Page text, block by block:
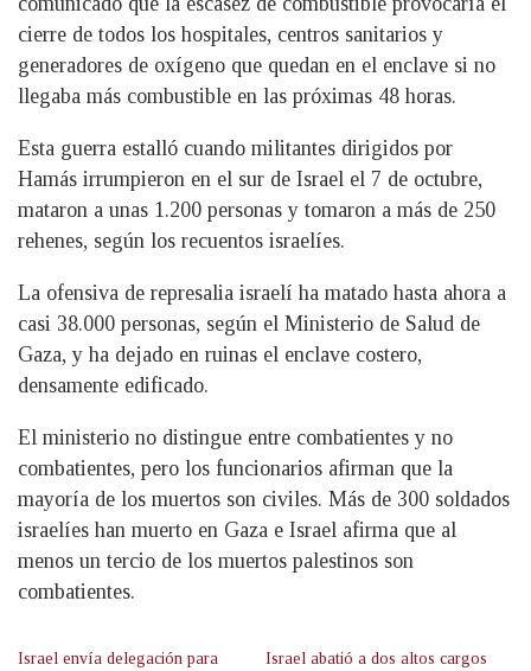
cierre de todos los hospitales, centros sanitarios y
generadores de oxígeno que quedan en el enclave si no
llegaba más combustible en las próximas 48 horas.
Esta guerra estalló cuando militantes dirigidos por
Hamás irrumpieron en el sur de Israel el 7 de octubre,
mataron a unas 1.200 personas y tomaron a más de 250
rehenes, según los recuentos israelíes.
La ofensiva de represalia israelí ha matado hasta ahora a
casi 38.000 personas, según el Ministerio de Salud de
Gaza, y ha dejado en ruinas el enclave costero,
densamente edificado.
El ministerio no distingue entre combatientes y no
combatientes, pero los funcionarios afirman que la
mayoría de los muertos son civiles. Más de 300 soldados
israelíes han muerto en Gaza e Israel afirma que al
menos un tercio de los muertos palestinos son
combatientes.
Israel envía delegación para
Israel abatió a dos altos cargos